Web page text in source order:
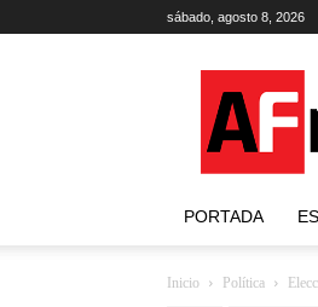
sábado, agosto 8, 2026
PORTADA
Inicio Política